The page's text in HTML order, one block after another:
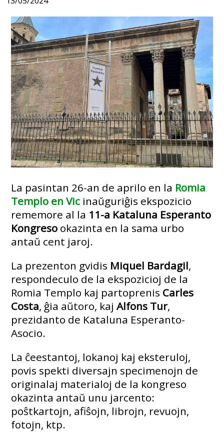
La pasintan 26-an de aprilo en la Romia
Templo en Vic inaŭguriĝis ekspozicio
rememore al la 11-a Kataluna Esperanto
Kongreso okazinta en la sama urbo
antaŭ cent jaroj.
La prezenton gvidis Miquel Bardagil,
respondeculo de la ekspozicioj de la
Romia Templo kaj partoprenis Carles
Costa, ĝia aŭtoro, kajAlfons Tur,
prezidanto de Kataluna Esperanto-
Asocio.
La ĉeestantoj, lokanoj kaj eksteruloj,
povis spekti diversajn specimenojn de
originalaj materialoj de la kongreso
okazinta antaŭ unu jarcento:
poŝtkartojn, afiŝojn, librojn, revuojn,
fotojn, ktp.